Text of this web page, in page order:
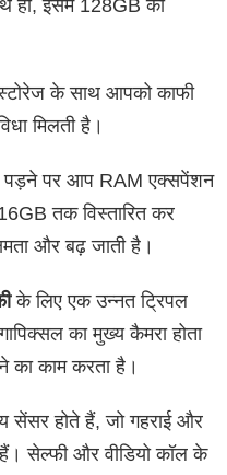
ही, इसमें 128GB का
के साथ आपको काफी
मिलती है।
पड़ने पर आप RAM एक्सपेंशन
तक विस्तारित कर
और बढ़ जाती है।
के लिए एक उन्नत ट्रिपल
का मुख्य कैमरा होता
का काम करता है।
सेंसर होते हैं, जो गहराई और
हैं। सेल्फी और वीडियो कॉल के